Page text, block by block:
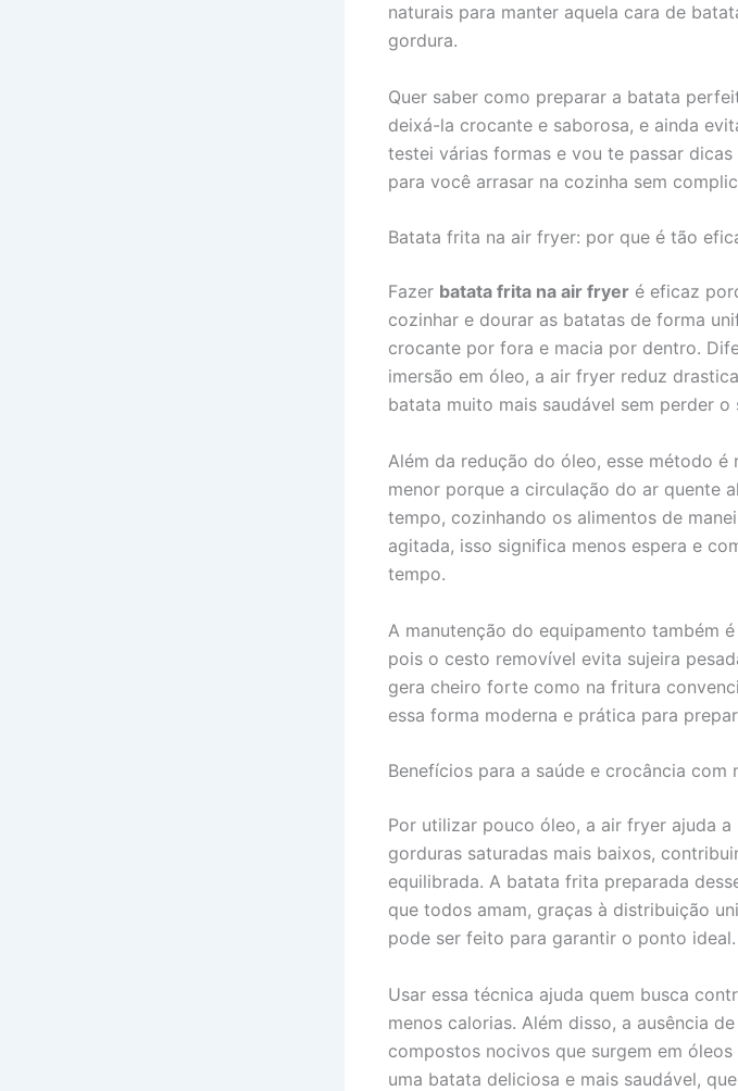
naturais para manter aquela cara de
gordura.
Quer saber como preparar a batata
deixá-la crocante e saborosa, e ainda
testei várias formas e vou te passar
para você arrasar na cozinha sem
Batata frita na air fryer: por que é tão
Fazer batata frita na air fryer é eficaz
cozinhar e dourar as batatas de forma
crocante por fora e macia por dentro.
imersão em óleo, a air fryer reduz
batata muito mais saudável sem perder o
Além da redução do óleo, esse método
menor porque a circulação do ar quente
tempo, cozinhando os alimentos de
agitada, isso significa menos espera e
tempo.
A manutenção do equipamento também
pois o cesto removível evita sujeira
gera cheiro forte como na fritura
essa forma moderna e prática para
Benefícios para a saúde e crocância com
Por utilizar pouco óleo, a air fryer ajuda
gorduras saturadas mais baixos,
equilibrada. A batata frita preparada
que todos amam, graças à distribuição
pode ser feito para garantir o ponto ideal.
Usar essa técnica ajuda quem busca
menos calorias. Além disso, a ausência
compostos nocivos que surgem em
uma batata deliciosa e mais saudável,